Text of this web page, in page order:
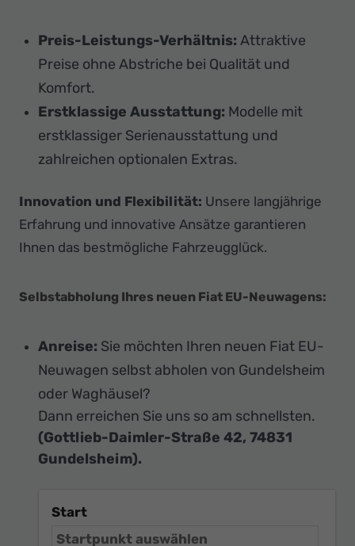
Preis-Leistungs-Verhältnis: Attraktive
Preise ohne Abstriche bei Qualität und
Komfort.
Erstklassige Ausstattung: Modelle mit
erstklassiger Serienausstattung und
zahlreichen optionalen Extras.
Innovation und Flexibilität: Unsere langjährige
Erfahrung und innovative Ansätze garantieren
Ihnen das bestmögliche Fahrzeugglück.
Selbstabholung Ihres neuen Fiat EU-Neuwagens:
Anreise: Sie möchten Ihren neuen Fiat EU-
Neuwagen selbst abholen von Gundelsheim
oder Waghäusel?
Dann erreichen Sie uns so am schnellsten.
(Gottlieb-Daimler-Straße 42, 74831
Gundelsheim).
Start